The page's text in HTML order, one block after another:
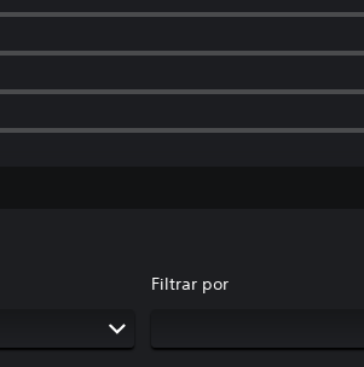
Filtrar por